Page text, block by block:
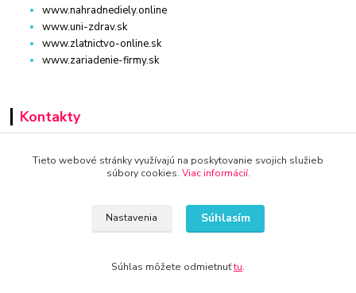
www.nahradnediely.online
www.uni-zdrav.sk
www.zlatnictvo-online.sk
www.zariadenie-firmy.sk
Kontakty
+421 940 949 000
Tieto webové stránky využívajú na poskytovanie svojich služieb
súbory cookies. Viac informácií.
Nastavenia Súhlasím
Súhlas môžete odmietnuťtu.